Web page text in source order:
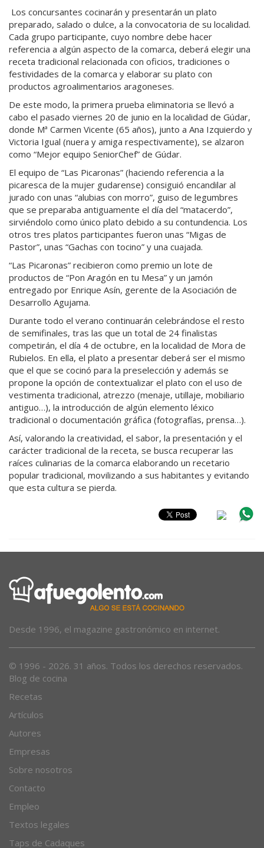
Los concursantes cocinarán y presentarán un plato
preparado, salado o dulce, a la convocatoria de su localidad.
Cada grupo participante, cuyo nombre debe hacer
referencia a algún aspecto de la comarca, deberá elegir una
receta tradicional relacionada con oficios, tradiciones o
festividades de la comarca y elaborar su plato con
productos agroalimentarios aragoneses.
De este modo, la primera prueba eliminatoria se llevó a
cabo el pasado viernes 20 de junio en la localidad de Gúdar,
donde Mª Carmen Vicente (65 años), junto a Ana Izquierdo y
Victoria Igual (nuera y amiga respectivamente), se alzaron
como “Mejor equipo SeniorChef” de Gúdar.
El equipo de “Las Picaronas” (haciendo referencia a la
picaresca de la mujer gudarense) consiguió encandilar al
jurado con unas “alubias con morro”, guiso de legumbres
que se preparaba antiguamente el día del “matacerdo”,
sirviéndolo como único plato debido a su contundencia. Los
otros tres platos participantes fueron unas “Migas de
Pastor”, unas “Gachas con tocino” y una cuajada.
“Las Picaronas” recibieron como premio un lote de
productos de “Pon Aragón en tu Mesa” y un jamón
entregado por Enrique Asín, gerente de la Asociación de
Desarrollo Agujama.
Durante todo el verano continuarán celebrándose el resto
de semifinales, tras las que un total de 24 finalistas
competirán, el día 4 de octubre, en la localidad de Mora de
Rubielos. En ella, el plato a presentar deberá ser el mismo
que el que se cocinó para la preselección y además se
propone la opción de contextualizar el plato con el uso de
vestimenta tradicional, atrezzo (menaje, utillaje, mobiliario
antiguo…), la introducción de algún elemento léxico
tradicional o documentación gráfica (fotografías, prensa…).
Así, valorando la creatividad, el sabor, la presentación y el
carácter tradicional de la receta, se busca recuperar las
raíces culinarias de la comarca elaborando un recetario
popular tradicional, movilizando a sus habitantes y evitando
que esta cultura se pierda.
Desde 1996, el magazine gastronómico en internet.
© 1996 - 2026. 31 años. Todos los derechos reservados.
Blog de cocina
Recetas
Artículos
Autores
Empresas
Sobre nosotros
Contacto
Empleo
Textos legales
Taps de Cadaques